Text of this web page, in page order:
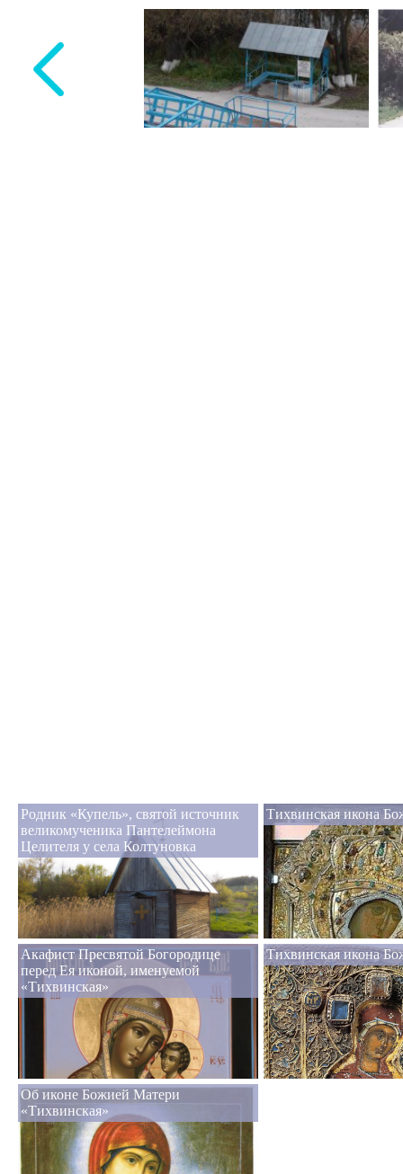
Родник «Купель», святой источник
великомученика Пантелеймона
Целителя у села Колтуновка
Тихвинская икона
Акафист Пресвятой Богородице
перед Ея иконой, именуемой
«Тихвинская»
Тихвинская икона
Об иконе Божией Матери
«Тихвинская»